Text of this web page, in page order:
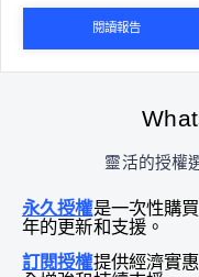
閱讀報告
靈活的授權
永久授權是一次性購
年的更新和支援。
訂閱授權提供經濟實